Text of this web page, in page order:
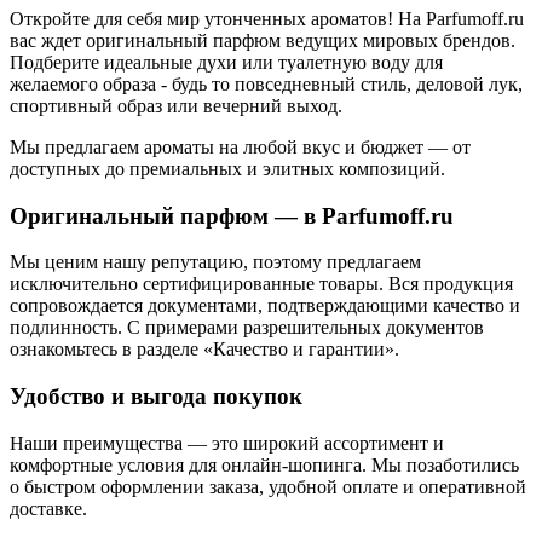
Откройте для себя мир утонченных ароматов! На Parfumoff.ru
вас ждет оригинальный парфюм ведущих мировых брендов.
Подберите идеальные духи или туалетную воду для
желаемого образа - будь то повседневный стиль, деловой лук,
спортивный образ или вечерний выход.
Мы предлагаем ароматы на любой вкус и бюджет — от
доступных до премиальных и элитных композиций.
Оригинальный парфюм — в Parfumoff.ru
Мы ценим нашу репутацию, поэтому предлагаем
исключительно сертифицированные товары. Вся продукция
сопровождается документами, подтверждающими качество и
подлинность. С примерами разрешительных документов
ознакомьтесь в разделе «Качество и гарантии».
Удобство и выгода покупок
Наши преимущества — это широкий ассортимент и
комфортные условия для онлайн-шопинга. Мы позаботились
о быстром оформлении заказа, удобной оплате и оперативной
доставке.